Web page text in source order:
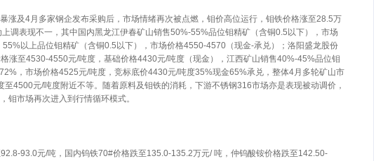
涨及4月多家钢企发布采购后，市场情绪再次被点燃，钼价高位运行，钼铁价格涨至28.5万
调表现不一，其中国内黑龙江伊春矿山销售50%-55%品位钼精矿（含铜0.5以下），市场
以上品位钼精矿（含铜0.5以下），市场价格4550-4570（现金-承兑）；洛阳盛龙股份
涨至4530-4550元/吨度，基础价格4430元/吨度（现金），江西矿山销售40%-45%品位钼
，市场价格4525元/吨度，竞标底价4430元/吨度35%现金65%承兑，整体4月多轮矿山市
4500元/吨度附近不等。随着原料及钼铁的消耗，下游不锈钢316市场亦是表现被动调价，
钼市场再次进入到行情循环模式。
92.8-93.0元/吨，国内钨铁70#价格跌至135.0-135.2万元/ 吨，仲钨酸铵价格跌至142.50-